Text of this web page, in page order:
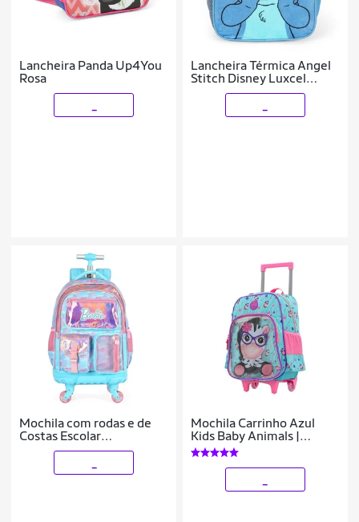
Lancheira Panda Up4You
Rosa
Lancheira Térmica Angel
Stitch Disney Luxcel
Orelhas
Mochila com rodas e de
Costas Escolar
Holográfica Infantil
Mochila Carrinho Azul
Kids Baby Animals |
Luxcel